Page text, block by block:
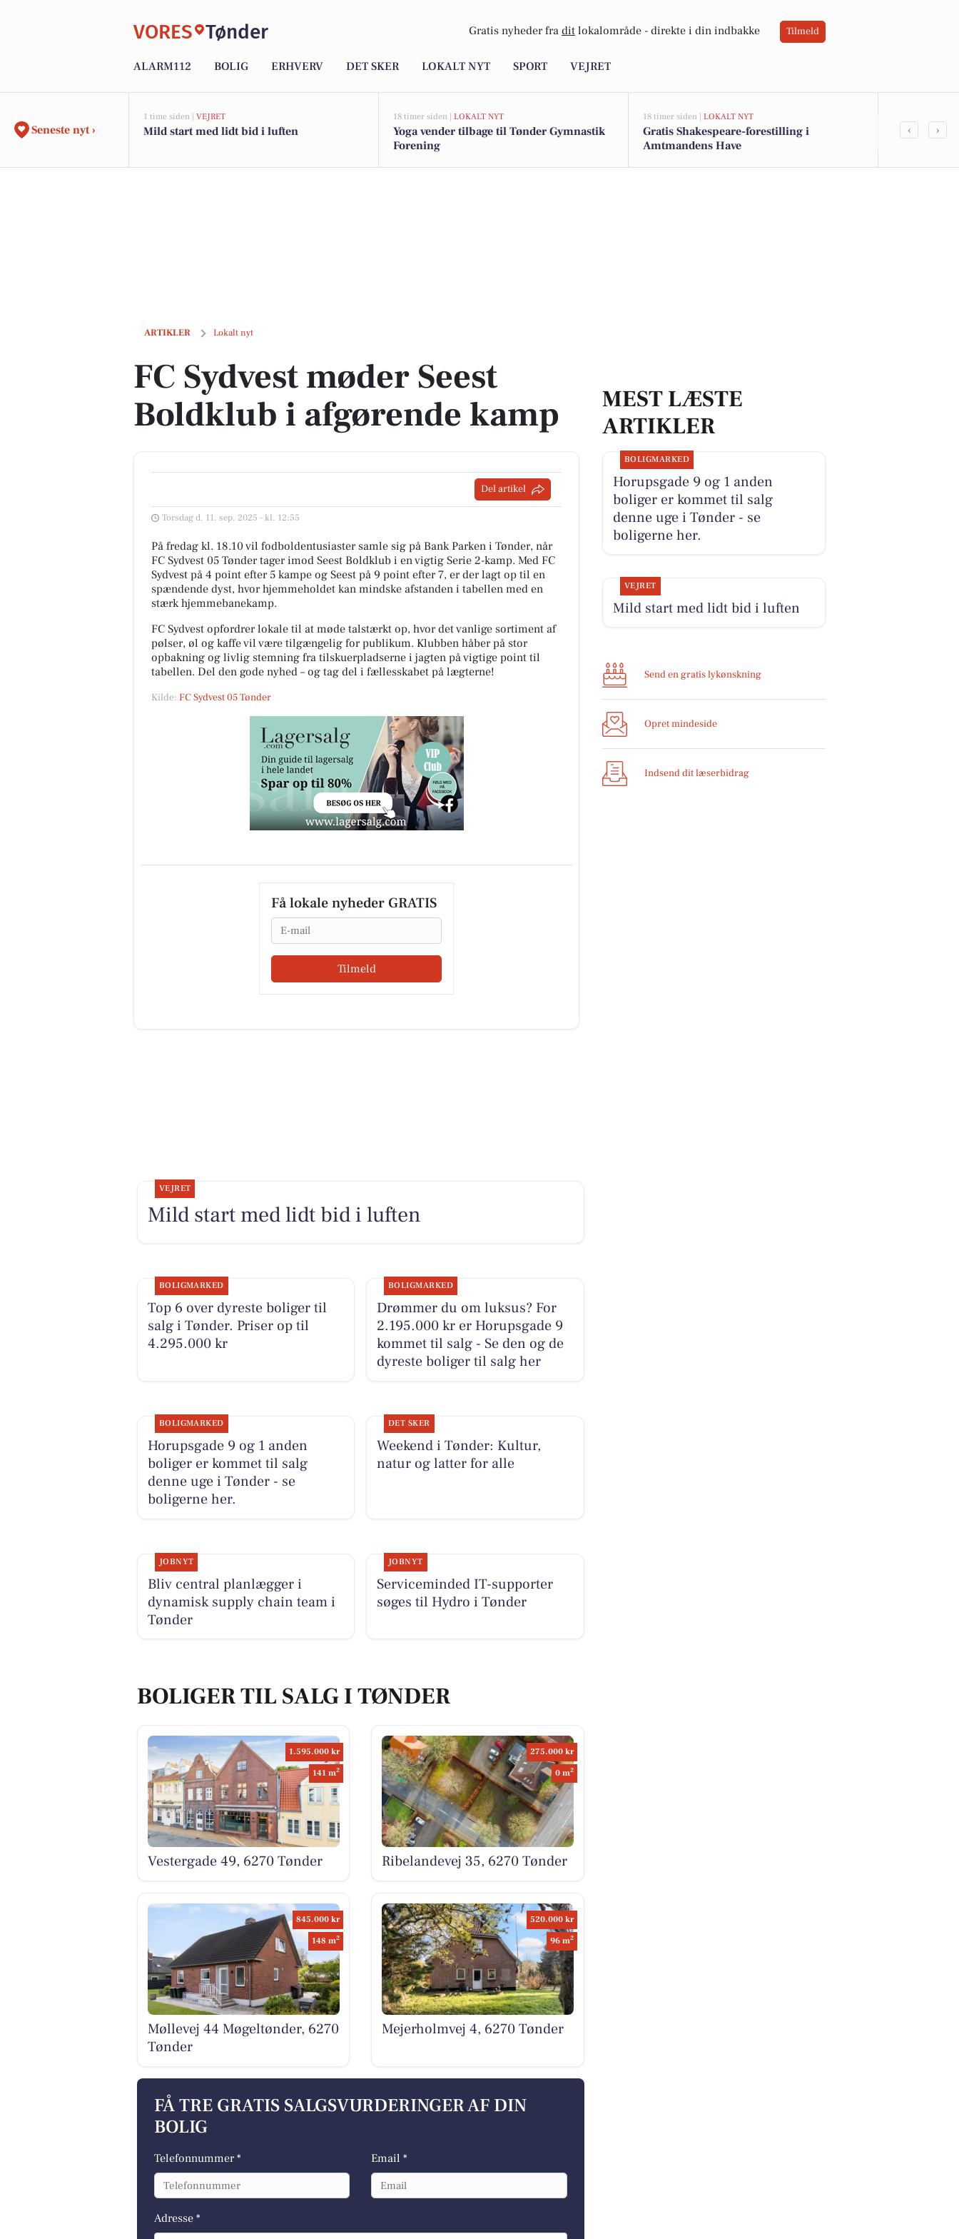
VORES Tønder Gratis nyheder fra dit lokalområde - direkte i din indbakke Tilmeld
ALARM112 BOLIG ERHVERV DET SKER LOKALT NYT SPORT VEJRET
Seneste nyt ›
1 time siden | VEJRET
Mild start med lidt bid i luften
18 timer siden | LOKALT NYT
Yoga vender tilbage til Tønder Gymnastik
Forening
18 timer siden | LOKALT NYT
Gratis Shakespeare-forestilling i
Amtmandens Have
‹ ›
ARTIKLER Lokalt nyt
FC Sydvest møder Seest Boldklub i afgørende kamp
FC Sydvest møder Seest
Boldklub i afgørende kamp
Del artikel
Torsdag d. 11. sep. 2025 - kl. 12:55
På fredag kl. 18.10 vil fodboldentusiaster samle sig på Bank Parken i Tønder, når
FC Sydvest 05 Tønder tager imod Seest Boldklub i en vigtig Serie 2-kamp. Med FC
Sydvest på 4 point efter 5 kampe og Seest på 9 point efter 7, er der lagt op til en
spændende dyst, hvor hjemmeholdet kan mindske afstanden i tabellen med en
stærk hjemmebanekamp.
FC Sydvest opfordrer lokale til at møde talstærkt op, hvor det vanlige sortiment af
pølser, øl og kaffe vil være tilgængelig for publikum. Klubben håber på stor
opbakning og livlig stemning fra tilskuerpladserne i jagten på vigtige point til
tabellen. Del den gode nyhed – og tag del i fællesskabet på lægterne!
Kilde: FC Sydvest 05 Tønder
Få lokale nyheder GRATIS
Email
Tilmeld
MEST LÆSTE
ARTIKLER
BOLIGMARKED
Horupsgade 9 og 1 anden
boliger er kommet til salg
denne uge i Tønder - se
boligerne her.
VEJRET
Mild start med lidt bid i luften
Send en gratis lykønskning
Opret mindeside
Indsend dit læserbidrag
VEJRET
Mild start med lidt bid i luften
BOLIGMARKED
Top 6 over dyreste boliger til
salg i Tønder. Priser op til
4.295.000 kr
BOLIGMARKED
Drømmer du om luksus? For
2.195.000 kr er Horupsgade 9
kommet til salg - Se den og de
dyreste boliger til salg her
BOLIGMARKED
Horupsgade 9 og 1 anden
boliger er kommet til salg
denne uge i Tønder - se
boligerne her.
DET SKER
Weekend i Tønder: Kultur,
natur og latter for alle
JOBNYT
Bliv central planlægger i
dynamisk supply chain team i
Tønder
JOBNYT
Serviceminded IT-supporter
søges til Hydro i Tønder
BOLIGER TIL SALG I TØNDER
1.595.000 kr
141 m2
Vestergade 49, 6270 Tønder
275.000 kr
0 m2
Ribelandevej 35, 6270 Tønder
845.000 kr
148 m2
Møllevej 44 Møgeltønder, 6270
Tønder
520.000 kr
96 m2
Mejerholmvej 4, 6270 Tønder
FÅ TRE GRATIS SALGSVURDERINGER AF DIN
BOLIG
Telefonnummer * Email *
Adresse *